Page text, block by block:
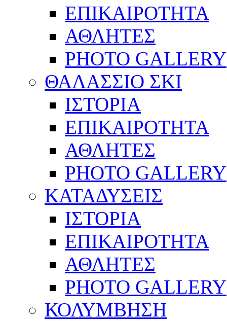
ΕΠΙΚΑΙΡΟΤΗΤΑ
ΑΘΛΗΤΕΣ
PHOTO GALLERY
ΘΑΛΑΣΣΙΟ ΣΚΙ
ΙΣΤΟΡΙΑ
ΕΠΙΚΑΙΡΟΤΗΤΑ
ΑΘΛΗΤΕΣ
PHOTO GALLERY
ΚΑΤΑΔΥΣΕΙΣ
ΙΣΤΟΡΙΑ
ΕΠΙΚΑΙΡΟΤΗΤΑ
ΑΘΛΗΤΕΣ
PHOTO GALLERY
ΚΟΛΥΜΒΗΣΗ